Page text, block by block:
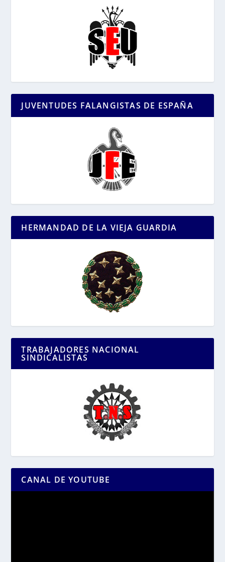
JUVENTUDES FALANGISTAS DE ESPAÑA
HERMANDAD DE LA VIEJA GUARDIA
TRABAJADORES NACIONAL
SINDICALISTAS
CANAL DE YOUTUBE